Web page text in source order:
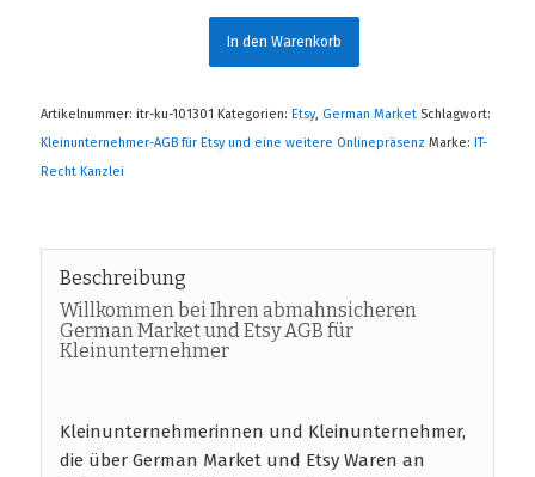
In den Warenkorb
Artikelnummer: itr-ku-101301 Kategorien: Etsy, German Market Schlagwort:
Kleinunternehmer-AGB für Etsy und eine weitere Onlinepräsenz Marke: IT-
Recht Kanzlei
Beschreibung
Willkommen bei Ihren abmahnsicheren
German Market und Etsy AGB für
Kleinunternehmer
Kleinunternehmerinnen und Kleinunternehmer,
die über German Market und Etsy Waren an